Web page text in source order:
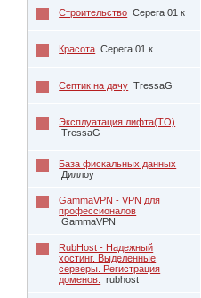
Строительство Серега 01 к
Красота Серега 01 к
Септик на дачу TressaG
Эксплуатация лифта(ТО)
TressaG
База фискальных данных
Диллоу
GammaVPN - VPN для
профессионалов
GammaVPN
RubHost - Надежный
хостинг. Выделенные
серверы. Регистрация
доменов.
rubhost